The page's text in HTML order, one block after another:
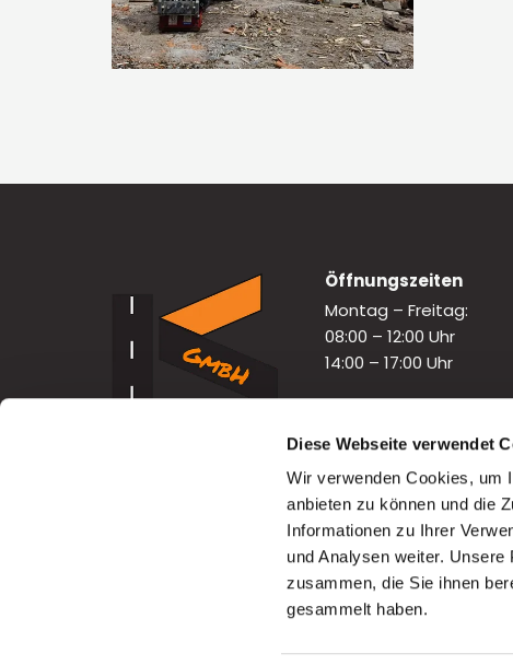
Diese Webseite verwendet
Wir verwenden Cookies, um
anbieten zu können und die
Informationen zu Ihrer
und Analysen weiter.
zusammen, die Sie ihnen
gesammelt haben.
Öffnungszeiten
Montag – Freitag:
08:00 – 12:00 Uhr
14:00 – 17:00 Uhr